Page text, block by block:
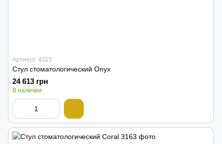
Артикул: 4315
Стул стоматологический Onyx
24 613 грн
В наличии